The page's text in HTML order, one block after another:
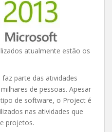
atualmente estão os
parte das atividades
de pessoas. Apesar
de software, o Project é
nas atividades que
projetos.